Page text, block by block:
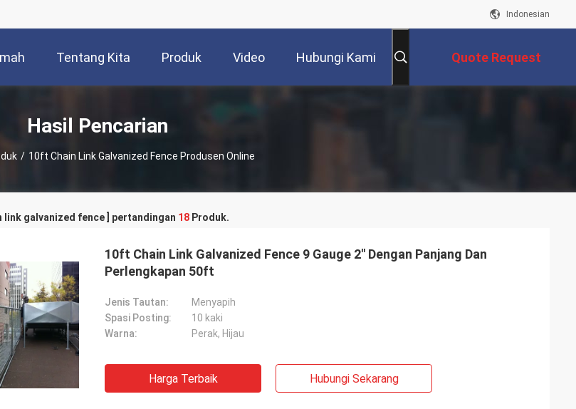
Indonesian
Tentang Kita Produk Video Hubungi Kami Quote Request
Hasil Pencarian
/ 10ft Chain Link Galvanized Fence Produsen Online
link galvanized fence ] pertandingan 18 Produk.
10ft Chain Link Galvanized Fence 9 Gauge 2'' Dengan Panjang Dan
Perlengkapan 50ft
Jenis Tautan:
Menyapih
Spasi Posting:
10 kaki
Warna:
Perak, Hijau
Harga Terbaik Hubungi Sekarang